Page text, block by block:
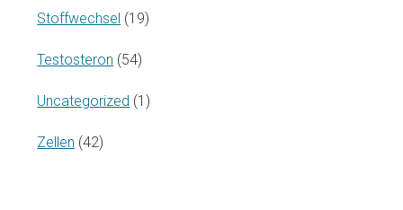
Stoffwechsel (19)
Testosteron (54)
Uncategorized (1)
Zellen (42)